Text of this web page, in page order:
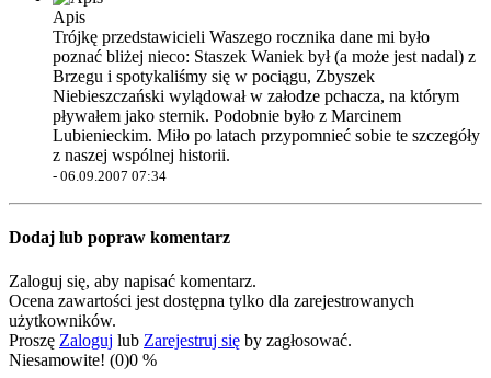
Apis
Trójkę przedstawicieli Waszego rocznika dane mi było
poznać bliżej nieco: Staszek Waniek był (a może jest nadal) z
Brzegu i spotykaliśmy się w pociągu, Zbyszek
Niebieszczański wylądował w załodze pchacza, na którym
pływałem jako sternik. Podobnie było z Marcinem
Lubienieckim. Miło po latach przypomnieć sobie te szczegóły
z naszej wspólnej historii.
- 06.09.2007 07:34
Dodaj lub popraw komentarz
Zaloguj się, aby napisać komentarz.
Ocena zawartości jest dostępna tylko dla zarejestrowanych
użytkowników.
Proszę Zaloguj lub Zarejestruj się by zagłosować.
Niesamowite! (0)0 %